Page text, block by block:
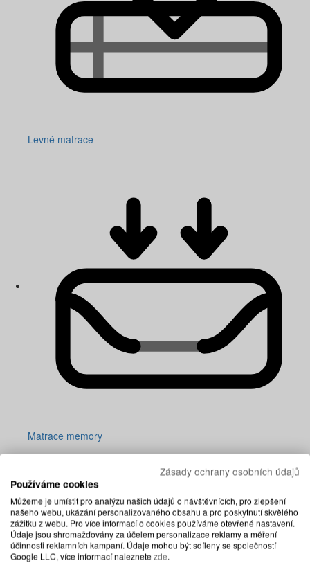
Levné matrace
Matrace memory
Zásady ochrany osobních údajů
Používáme cookies
Můžeme je umístit pro analýzu našich údajů o návštěvnících, pro zlepšení
našeho webu, ukázání personalizovaného obsahu a pro poskytnutí skvělého
zážitku z webu. Pro více informací o cookies používáme otevřené nastavení.
Údaje jsou shromažďovány za účelem personalizace reklamy a měření
účinnosti reklamních kampaní. Údaje mohou být sdíleny se společností
Google LLC, více informací naleznetezde.